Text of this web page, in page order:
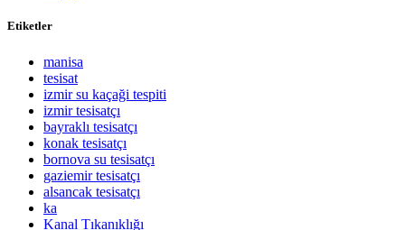
Etiketler
manisa
tesisat
izmir su kaçaği tespiti
izmir tesisatçı
bayraklı tesisatçı
konak tesisatçı
bornova su tesisatçı
gaziemir tesisatçı
alsancak tesisatçı
ka
Kanal Tıkanıklığı